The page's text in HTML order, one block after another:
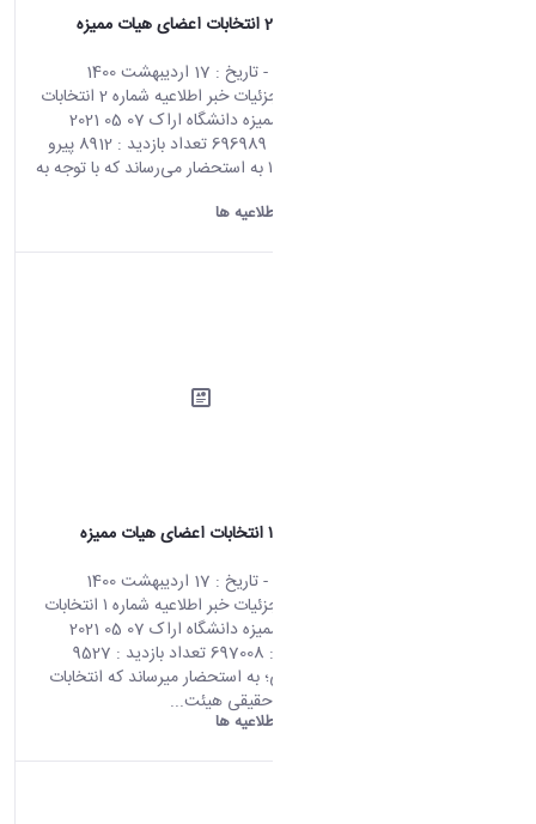
اطلاعیه شماره 2 انتخابات اعضای هیات ممیزه
- تاریخ : 17 اردیبهشت 1400
صفحه اصلی جزئیات خبر اطلاعیه شماره 2 انتخابات
اعضای هیات ممیزه دانشگاه اراک 07 05 2021
02:50 کد خبر : 696989 تعداد بازدید : 8912 پیرو
اطلاعیه شماره ۱ به استحضار می‌رساند که با توجه به
اطلاعیه ها
اطلاعیه شماره ۱ انتخابات اعضای هیات ممیزه
- تاریخ : 17 اردیبهشت 1400
صفحه اصلی جزئیات خبر اطلاعیه شماره ۱ انتخابات
اعضای هیات ممیزه دانشگاه اراک 07 05 2021
02:47 کد خبر : 697008 تعداد بازدید : 9527
همکاران گرامی؛ به استحضار میرساند که انتخابات
تعیین اعضای حقیقی هیئت...
اطلاعیه ها